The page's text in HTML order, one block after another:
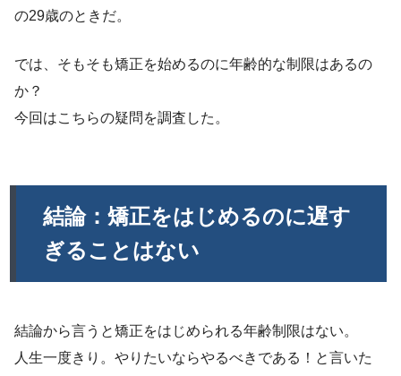
の29歳のときだ。
では、そもそも矯正を始めるのに年齢的な制限はあるの
か？
今回はこちらの疑問を調査した。
結論：矯正をはじめるのに遅す
ぎることはない
結論から言うと矯正をはじめられる年齢制限はない。
人生一度きり。やりたいならやるべきである！と言いた